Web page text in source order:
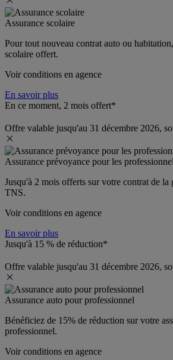
Assurance scolaire
Pour tout nouveau contrat auto ou
scolaire offert.
Voir conditions en agence
En savoir plus
En ce moment, 2 mois offert*
Offre valable jusqu'au 31 décembre 2026,
Assurance prévoyance pour les
Jusqu'à 2 mois offerts sur votre contrat de la
TNS.
Voir conditions en agence
En savoir plus
Jusqu'à 15 % de réduction*
Offre valable jusqu'au 31 décembre 2026,
Assurance auto pour professionnel
Bénéficiez de 15% de réduction sur votre
professionnel.
Voir conditions en agence